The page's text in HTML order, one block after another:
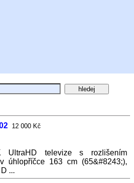
12 000 Kč
UltraHD televize s rozlišením
úhlopříčce 163 cm (65&#8243;),
...